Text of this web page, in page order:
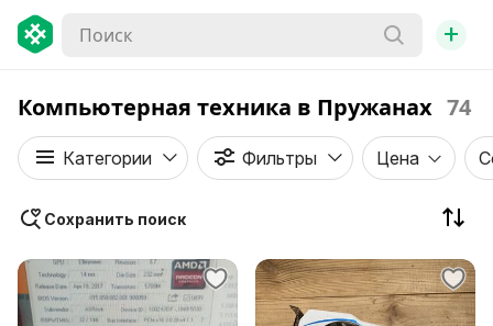
+
Компьютерная техника в Пружанах 74
Категории Фильтры Цена
Сохранить поиск